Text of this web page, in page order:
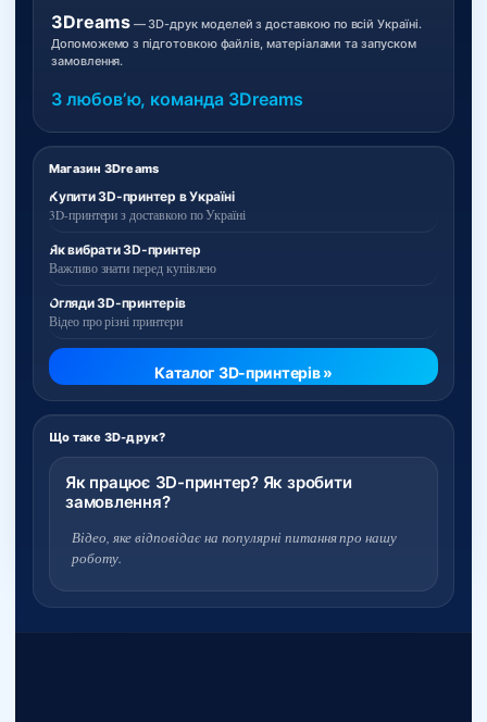
Магазин 3Dreams
Купити 3D-принтер в Україні
3D-принтери з доставкою по Україні
Як вибрати 3D-принтер
Важливо знати перед купівлею
Огляди 3D-принтерів
Відео про різні принтери
Каталог 3D-принтерів »
Що таке 3D-друк?
Як працює 3D-принтер? Як зробити
замовлення?
Відео, яке відповідає на популярні питання про нашу
роботу.
3Dreams— 3D-друк моделей з доставкою по всій Україні.
Допоможемо з підготовкою файлів, матеріалами та запуском
замовлення.
З любовʼю, команда 3Dreams